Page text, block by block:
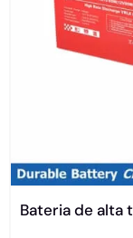
Bateria de alta